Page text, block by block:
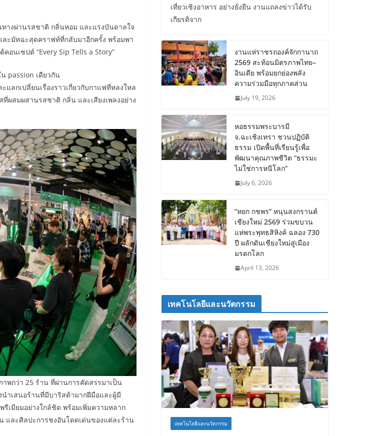
างผ่านรสชาติ กลิ่นหอม และแรงบันดาลใจ
และมัทฉะสุดคราฟท์ที่กลับมาอีกครั้ง พร้อมพา
อนเซปต์ “Every Sip Tells a Story”
passion เดียวกัน
ลกเปลี่ยนเรื่องราวเกี่ยวกับกาแฟที่หลงใหล
ผสมผสานรสชาติ กลิ่น และเสียงเพลงอย่าง
พกว่า 25 ร้าน ที่ผ่านการคัดสรรมาเป็น
ำเสนอร้านที่มีบาริสต้ามากฝีมือและผู้มี
เมียมอย่างใกล้ชิด พร้อมเพิ่มความหลาก
ละศิลปะการชงอันโดดเด่นของแต่ละร้าน
เที่ยวเชิงอาหาร อย่างยั่งยืน งานแถลงข่าวได้รับ
เกียรติจาก
งานแห่ราชรถองค์จักกานาถ
2569 สะท้อนมิตรภาพไทย–
อินเดีย พร้อมยกย่องพลัง
ความร่วมมือทุกภาคส่วน
July 19, 2026
หอธรรมพระบารมี
จ.ฉะเชิงเทรา ชวนปฏิบัติ
ธรรม เปิดพื้นที่เรียนรู้เพื่อ
พัฒนาคุณภาพชีวิต “ธรรมะ
ไม่ใช่การหนีโลก”
July 6, 2026
“หยก กชพร” หนุนสงกรานต์
เชียงใหม่ 2569 ร่วมขบวน
แห่พระพุทธสิหิงค์ ฉลอง 730
ปี ผลักดันเชียงใหม่สู่เมือง
มรดกโลก
April 13, 2026
เทคโนโลยีและนวัตกรรม
เทคโนโลยีและนวัตกรรม